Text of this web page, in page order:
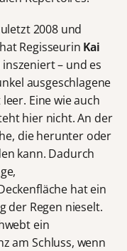
2008 und
Regisseurin Kai
– und es
ausgeschlagene
leer. Eine wie auch
hier nicht. An der
die herunter oder
kann. Dadurch
hat ein
der Regen nieselt.
ein
am Schluss, wenn